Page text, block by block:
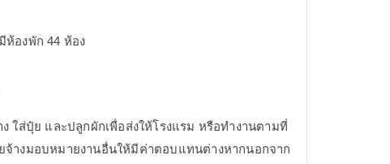
ห้องพัก 44 ห้อง
ใส่ปุ๋ย และปลูกผักเพื่อส่งให้โรงแรม หรือทำงานตามที่
างมอบหมายงานอื่นให้มีค่าตอบแทนต่างหากนอกจาก